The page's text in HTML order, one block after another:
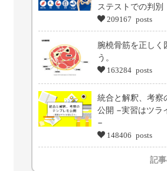
ステストでの判別
209167 posts
腕橈骨筋を正しく
う。
163284 posts
統合と解釈、考察
公開 −実習はツラ
−
148406 posts
記